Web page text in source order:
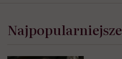
Najpopularniejsze